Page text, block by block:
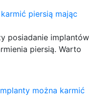
piersią mając
posiadanie implantów
piersią. Warto
można karmić